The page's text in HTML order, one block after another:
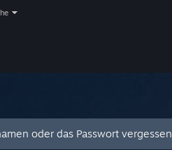
oder das Passwort vergessen